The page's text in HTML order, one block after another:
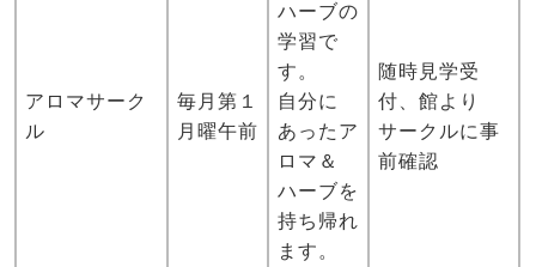
アロマサーク
ル
毎月第１
月曜午前
ハーブの
学習で
す。
自分に
あったア
ロマ＆
ハーブを
持ち帰れ
ます。
随時見学受
付、館より
サークルに事
前確認